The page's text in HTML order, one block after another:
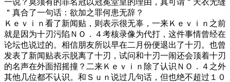
＂真合了一句话：欲加之罪何患无辞？
Ｋｅｖｉｎ看了新闻贴，则表示很无辜，一来Ｋｅｖｉｎ之前
就是因为十刃污陷ＮＯ．４考核录像为代打，这件事情曾经在
论坛也说过的。相信朋友所以早在二月份便退出了十刃。也曾
发表了新闻贴表示脱离了十刃，试问和十刃一闹还会顶着十刃
的名声在外面招摇撞？二来Ｋｅｖｉｎ除了认识ＮＯ．４之外
其他几位都不认识。和Ｓｕｎ说过几句话，但也绝不超过１０